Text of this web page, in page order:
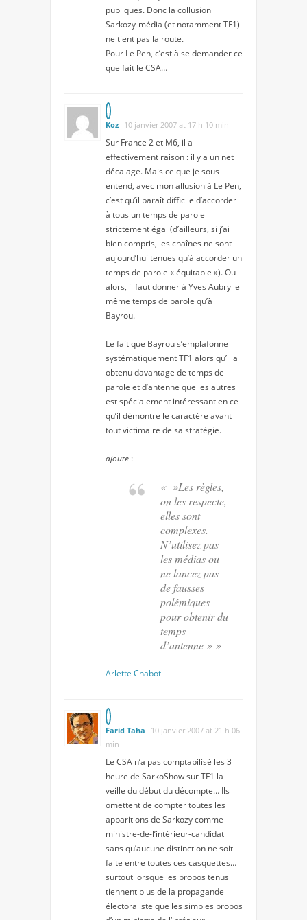
publiques. Donc la collusion
Sarkozy-média (et notamment TF1)
ne tient pas la route.
Pour Le Pen, c’est à se demander ce
que fait le CSA…
Koz 10 janvier 2007 at 17 h 10 min
Sur France 2 et M6, il a
effectivement raison : il y a un net
décalage. Mais ce que je sous-
entend, avec mon allusion à Le Pen,
c’est qu’il paraît difficile d’accorder
à tous un temps de parole
strictement égal (d’ailleurs, si j’ai
bien compris, les chaînes ne sont
aujourd’hui tenues qu’à accorder un
temps de parole « équitable »). Ou
alors, il faut donner à Yves Aubry le
même temps de parole qu’à
Bayrou.
Le fait que Bayrou s’emplafonne
systématiquement TF1 alors qu’il a
obtenu davantage de temps de
parole et d’antenne que les autres
est spécialement intéressant en ce
qu’il démontre le caractère avant
tout victimaire de sa stratégie.
ajoute :
« »Les règles,
on les respecte,
elles sont
complexes.
N’utilisez pas
les médias ou
ne lancez pas
de fausses
polémiques
pour obtenir du
temps
d’antenne » »
Arlette Chabot
Farid Taha
10 janvier 2007 at 21 h 06
min
Le CSA n’a pas comptabilisé les 3
heure de SarkoShow sur TF1 la
veille du début du décompte… Ils
omettent de compter toutes les
apparitions de Sarkozy comme
ministre-de-l’intérieur-candidat
sans qu’aucune distinction ne soit
faite entre toutes ces casquettes…
surtout lorsque les propos tenus
tiennent plus de la propagande
électoraliste que les simples propos